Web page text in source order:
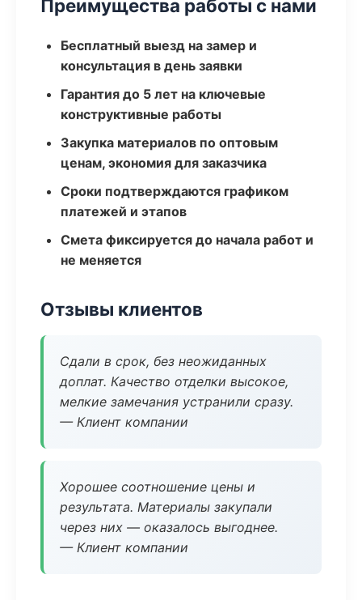
Преимущества работы с нами
Бесплатный выезд на замер и
консультация в день заявки
Гарантия до 5 лет на ключевые
конструктивные работы
Закупка материалов по оптовым
ценам, экономия для заказчика
Сроки подтверждаются графиком
платежей и этапов
Смета фиксируется до начала работ и
не меняется
Отзывы клиентов
Сдали в срок, без неожиданных
доплат. Качество отделки высокое,
мелкие замечания устранили сразу.
— Клиент компании
Хорошее соотношение цены и
результата. Материалы закупали
через них — оказалось выгоднее.
— Клиент компании